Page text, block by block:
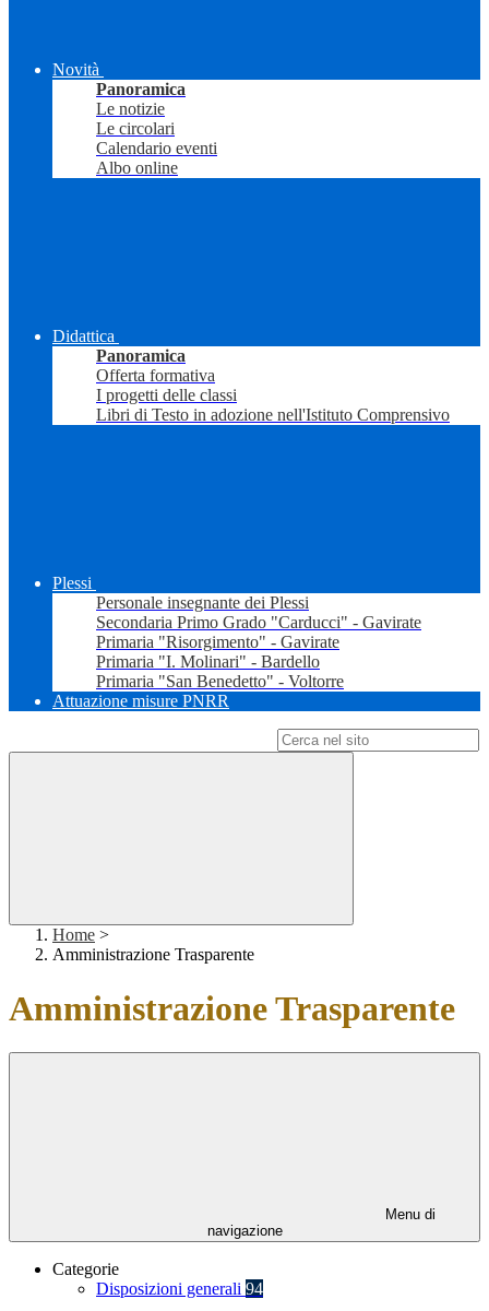
Novità
Panoramica
Le notizie
Le circolari
Calendario eventi
Albo online
Didattica
Panoramica
Offerta formativa
I progetti delle classi
Libri di Testo in adozione nell'Istituto Comprensivo
Plessi
Personale insegnante dei Plessi
Secondaria Primo Grado "Carducci" - Gavirate
Primaria "Risorgimento" - Gavirate
Primaria "I. Molinari" - Bardello
Primaria "San Benedetto" - Voltorre
Attuazione misure PNRR
Home >
Amministrazione Trasparente
Amministrazione Trasparente
Menu di
navigazione
Categorie
Disposizioni generali 94